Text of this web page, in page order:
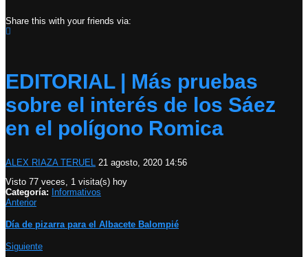
Share this with your friends via:
EDITORIAL | Más pruebas
sobre el interés de los Sáez
en el polígono Romica
ALEX RIAZA TERUEL
21 agosto, 2020 14:56
Visto 77 veces, 1 visita(s) hoy
Categoría: Informativos
Anterior
Día de pizarra para el Albacete Balompié
Siguiente